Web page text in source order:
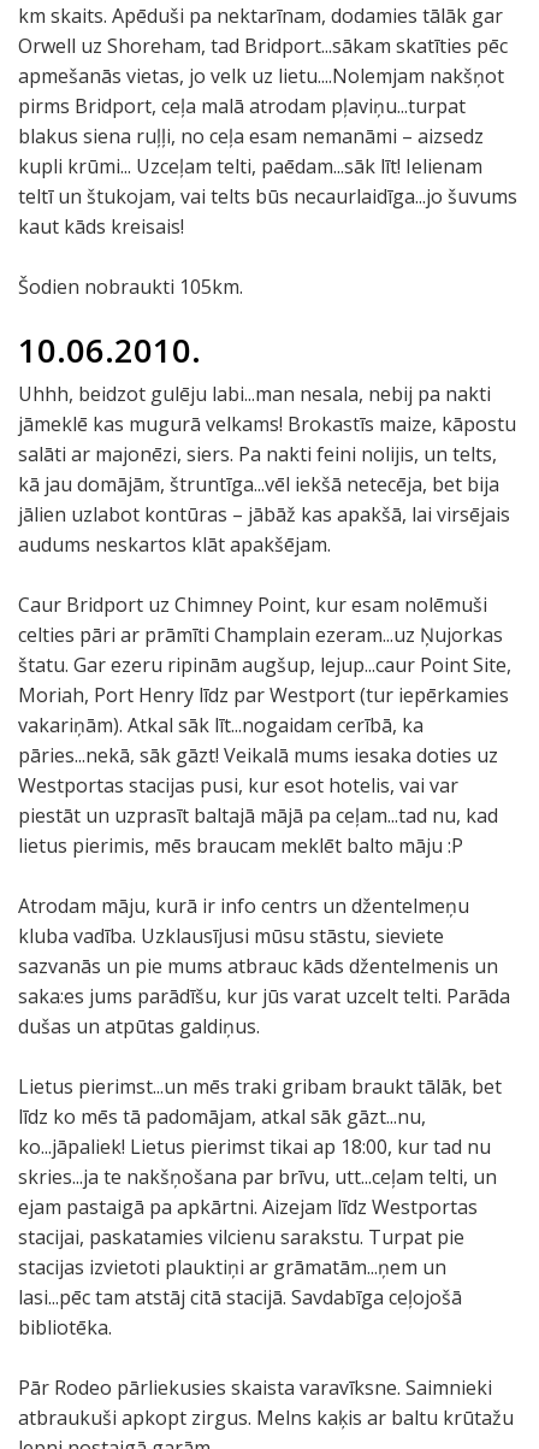
km skaits. Apēduši pa nektarīnam, dodamies tālāk gar
Orwell uz Shoreham, tad Bridport...sākam skatīties pēc
apmešanās vietas, jo velk uz lietu....Nolemjam nakšņot
pirms Bridport, ceļa malā atrodam pļaviņu...turpat
blakus siena ruļļi, no ceļa esam nemanāmi – aizsedz
kupli krūmi... Uzceļam telti, paēdam...sāk līt! Ielienam
teltī un štukojam, vai telts būs necaurlaidīga...jo šuvums
kaut kāds kreisais!
Šodien nobraukti 105km.
10.06.2010.
Uhhh, beidzot gulēju labi...man nesala, nebij pa nakti
jāmeklē kas mugurā velkams! Brokastīs maize, kāpostu
salāti ar majonēzi, siers. Pa nakti feini nolijis, un telts,
kā jau domājām, štruntīga...vēl iekšā netecēja, bet bija
jālien uzlabot kontūras – jābāž kas apakšā, lai virsējais
audums neskartos klāt apakšējam.
Caur Bridport uz Chimney Point, kur esam nolēmuši
celties pāri ar prāmīti Champlain ezeram...uz Ņujorkas
štatu. Gar ezeru ripinām augšup, lejup...caur Point Site,
Moriah, Port Henry līdz par Westport (tur iepērkamies
vakariņām). Atkal sāk līt...nogaidam cerībā, ka
pāries...nekā, sāk gāzt! Veikalā mums iesaka doties uz
Westportas stacijas pusi, kur esot hotelis, vai var
piestāt un uzprasīt baltajā mājā pa ceļam...tad nu, kad
lietus pierimis, mēs braucam meklēt balto māju :P
Atrodam māju, kurā ir info centrs un džentelmeņu
kluba vadība. Uzklausījusi mūsu stāstu, sieviete
sazvanās un pie mums atbrauc kāds džentelmenis un
saka:es jums parādīšu, kur jūs varat uzcelt telti. Parāda
dušas un atpūtas galdiņus.
Lietus pierimst...un mēs traki gribam braukt tālāk, bet
līdz ko mēs tā padomājam, atkal sāk gāzt...nu,
ko...jāpaliek! Lietus pierimst tikai ap 18:00, kur tad nu
skries...ja te nakšņošana par brīvu, utt...ceļam telti, un
ejam pastaigā pa apkārtni. Aizejam līdz Westportas
stacijai, paskatamies vilcienu sarakstu. Turpat pie
stacijas izvietoti plauktiņi ar grāmatām...ņem un
lasi...pēc tam atstāj citā stacijā. Savdabīga ceļojošā
bibliotēka.
Pār Rodeo pārliekusies skaista varavīksne. Saimnieki
atbraukuši apkopt zirgus. Melns kaķis ar baltu krūtažu